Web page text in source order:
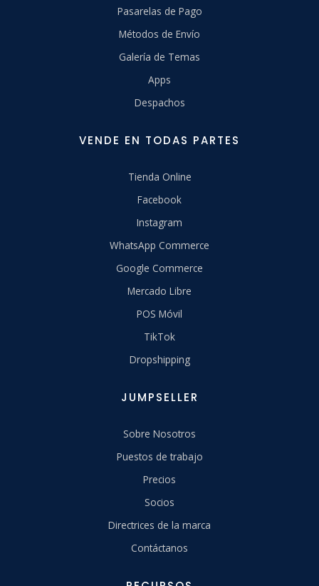
Pasarelas de Pago
Métodos de Envío
Galería de Temas
Apps
Despachos
VENDE EN TODAS PARTES
Tienda Online
Facebook
Instagram
WhatsApp Commerce
Google Commerce
Mercado Libre
POS Móvil
TikTok
Dropshipping
JUMPSELLER
Sobre Nosotros
Puestos de trabajo
Precios
Socios
Directrices de la marca
Contáctanos